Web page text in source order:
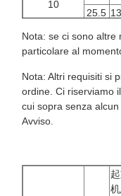
10
25.5
27.5
28
Nota: se ci sono altre
particolare al
Nota: Altri requisiti si
ordine. Ci riserviamo
cui sopra senza alcun
Avviso.